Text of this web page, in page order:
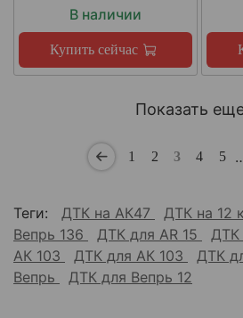
В наличии
Купить сейчас
Показать
1 2 3 4 5
Теги: ДТК на АК47 ДТК на 12
Вепрь 136
ДТК для AR 15 ДТК
АК 103
ДТК для АК 103 ДТК
Вепрь
ДТК для Вепрь 12